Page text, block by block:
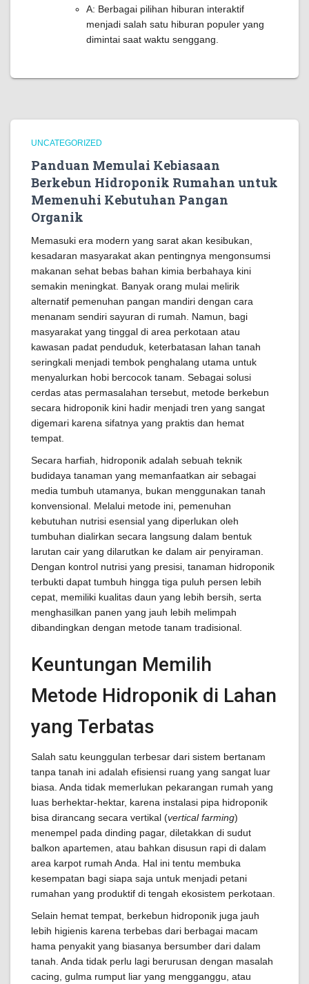
A: Berbagai pilihan hiburan interaktif
menjadi salah satu hiburan populer yang
dimintai saat waktu senggang.
UNCATEGORIZED
Panduan Memulai Kebiasaan
Berkebun Hidroponik Rumahan untuk
Memenuhi Kebutuhan Pangan
Organik
Memasuki era modern yang sarat akan kesibukan,
kesadaran masyarakat akan pentingnya mengonsumsi
makanan sehat bebas bahan kimia berbahaya kini
semakin meningkat. Banyak orang mulai melirik
alternatif pemenuhan pangan mandiri dengan cara
menanam sendiri sayuran di rumah. Namun, bagi
masyarakat yang tinggal di area perkotaan atau
kawasan padat penduduk, keterbatasan lahan tanah
seringkali menjadi tembok penghalang utama untuk
menyalurkan hobi bercocok tanam. Sebagai solusi
cerdas atas permasalahan tersebut, metode berkebun
secara hidroponik kini hadir menjadi tren yang sangat
digemari karena sifatnya yang praktis dan hemat
tempat.
Secara harfiah, hidroponik adalah sebuah teknik
budidaya tanaman yang memanfaatkan air sebagai
media tumbuh utamanya, bukan menggunakan tanah
konvensional. Melalui metode ini, pemenuhan
kebutuhan nutrisi esensial yang diperlukan oleh
tumbuhan dialirkan secara langsung dalam bentuk
larutan cair yang dilarutkan ke dalam air penyiraman.
Dengan kontrol nutrisi yang presisi, tanaman hidroponik
terbukti dapat tumbuh hingga tiga puluh persen lebih
cepat, memiliki kualitas daun yang lebih bersih, serta
menghasilkan panen yang jauh lebih melimpah
dibandingkan dengan metode tanam tradisional.
Keuntungan Memilih
Metode Hidroponik di Lahan
yang Terbatas
Salah satu keunggulan terbesar dari sistem bertanam
tanpa tanah ini adalah efisiensi ruang yang sangat luar
biasa. Anda tidak memerlukan pekarangan rumah yang
luas berhektar-hektar, karena instalasi pipa hidroponik
bisa dirancang secara vertikal (vertical farming)
menempel pada dinding pagar, diletakkan di sudut
balkon apartemen, atau bahkan disusun rapi di dalam
area karpot rumah Anda. Hal ini tentu membuka
kesempatan bagi siapa saja untuk menjadi petani
rumahan yang produktif di tengah ekosistem perkotaan.
Selain hemat tempat, berkebun hidroponik juga jauh
lebih higienis karena terbebas dari berbagai macam
hama penyakit yang biasanya bersumber dari dalam
tanah. Anda tidak perlu lagi berurusan dengan masalah
cacing, gulma rumput liar yang mengganggu, atau